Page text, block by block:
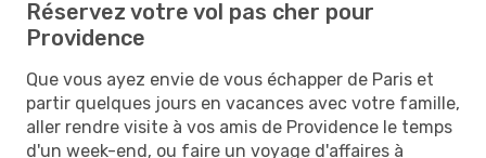
Réservez votre vol pas cher pour
Providence
Que vous ayez envie de vous échapper de Paris et
partir quelques jours en vacances avec votre famille,
aller rendre visite à vos amis de Providence le temps
d'un week-end, ou faire un voyage d'affaires à